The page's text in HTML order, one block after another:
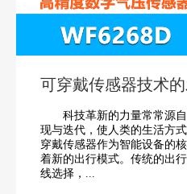
可穿戴传感器技术
科技革新的力量常常源自
现与迭代，使人类的生活方
穿戴传感器作为智能设备的
着新的出行模式。传统的出
线选择，...